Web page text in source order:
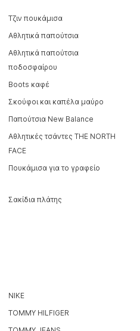
Τζιν πουκάμισα
Αθλητικά παπούτσια
Αθλητικά παπούτσια
ποδοσφαίρου
Boots καφέ
Σκούφοι και καπέλα μαύρο
Παπούτσια New Balance
Αθλητικές τσάντες THE NORTH
FACE
Πουκάμισα για το γραφείο
Σακίδια πλάτης
NIKE
TOMMY HILFIGER